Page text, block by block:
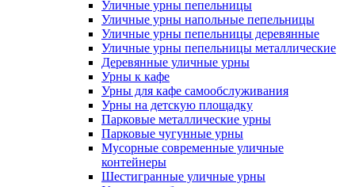
Уличные урны пепельницы
Уличные урны напольные пепельницы
Уличные урны пепельницы деревянные
Уличные урны пепельницы металлические
Деревянные уличные урны
Урны к кафе
Урны для кафе самообслуживания
Урны на детскую площадку
Парковые металлические урны
Парковые чугунные урны
Мусорные современные уличные
контейнеры
Шестигранные уличные урны